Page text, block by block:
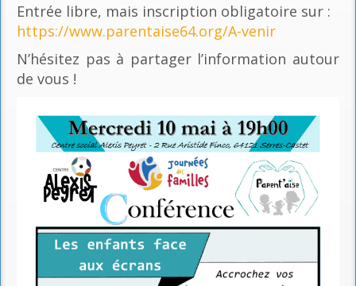
Entrée libre, mais inscription obligatoire sur :
https://www.parentaise64.org/A-venir
N’hésitez pas à partager l’information autour
de vous !